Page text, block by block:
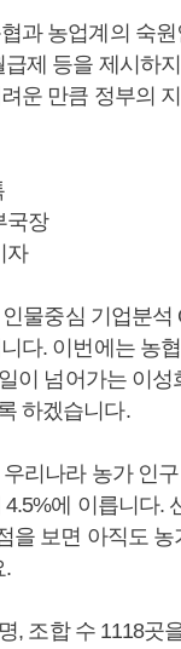
과 농업계의 숙
제 등을 제시하
운 만큼 정부의
국장
자
물중심 기업분석
다. 이번에는 농
이 넘어가는 이
하겠습니다.
리나라 농가 인구
에 이릅니다.
을 보면 아직도
.
, 조합 수 1118곳